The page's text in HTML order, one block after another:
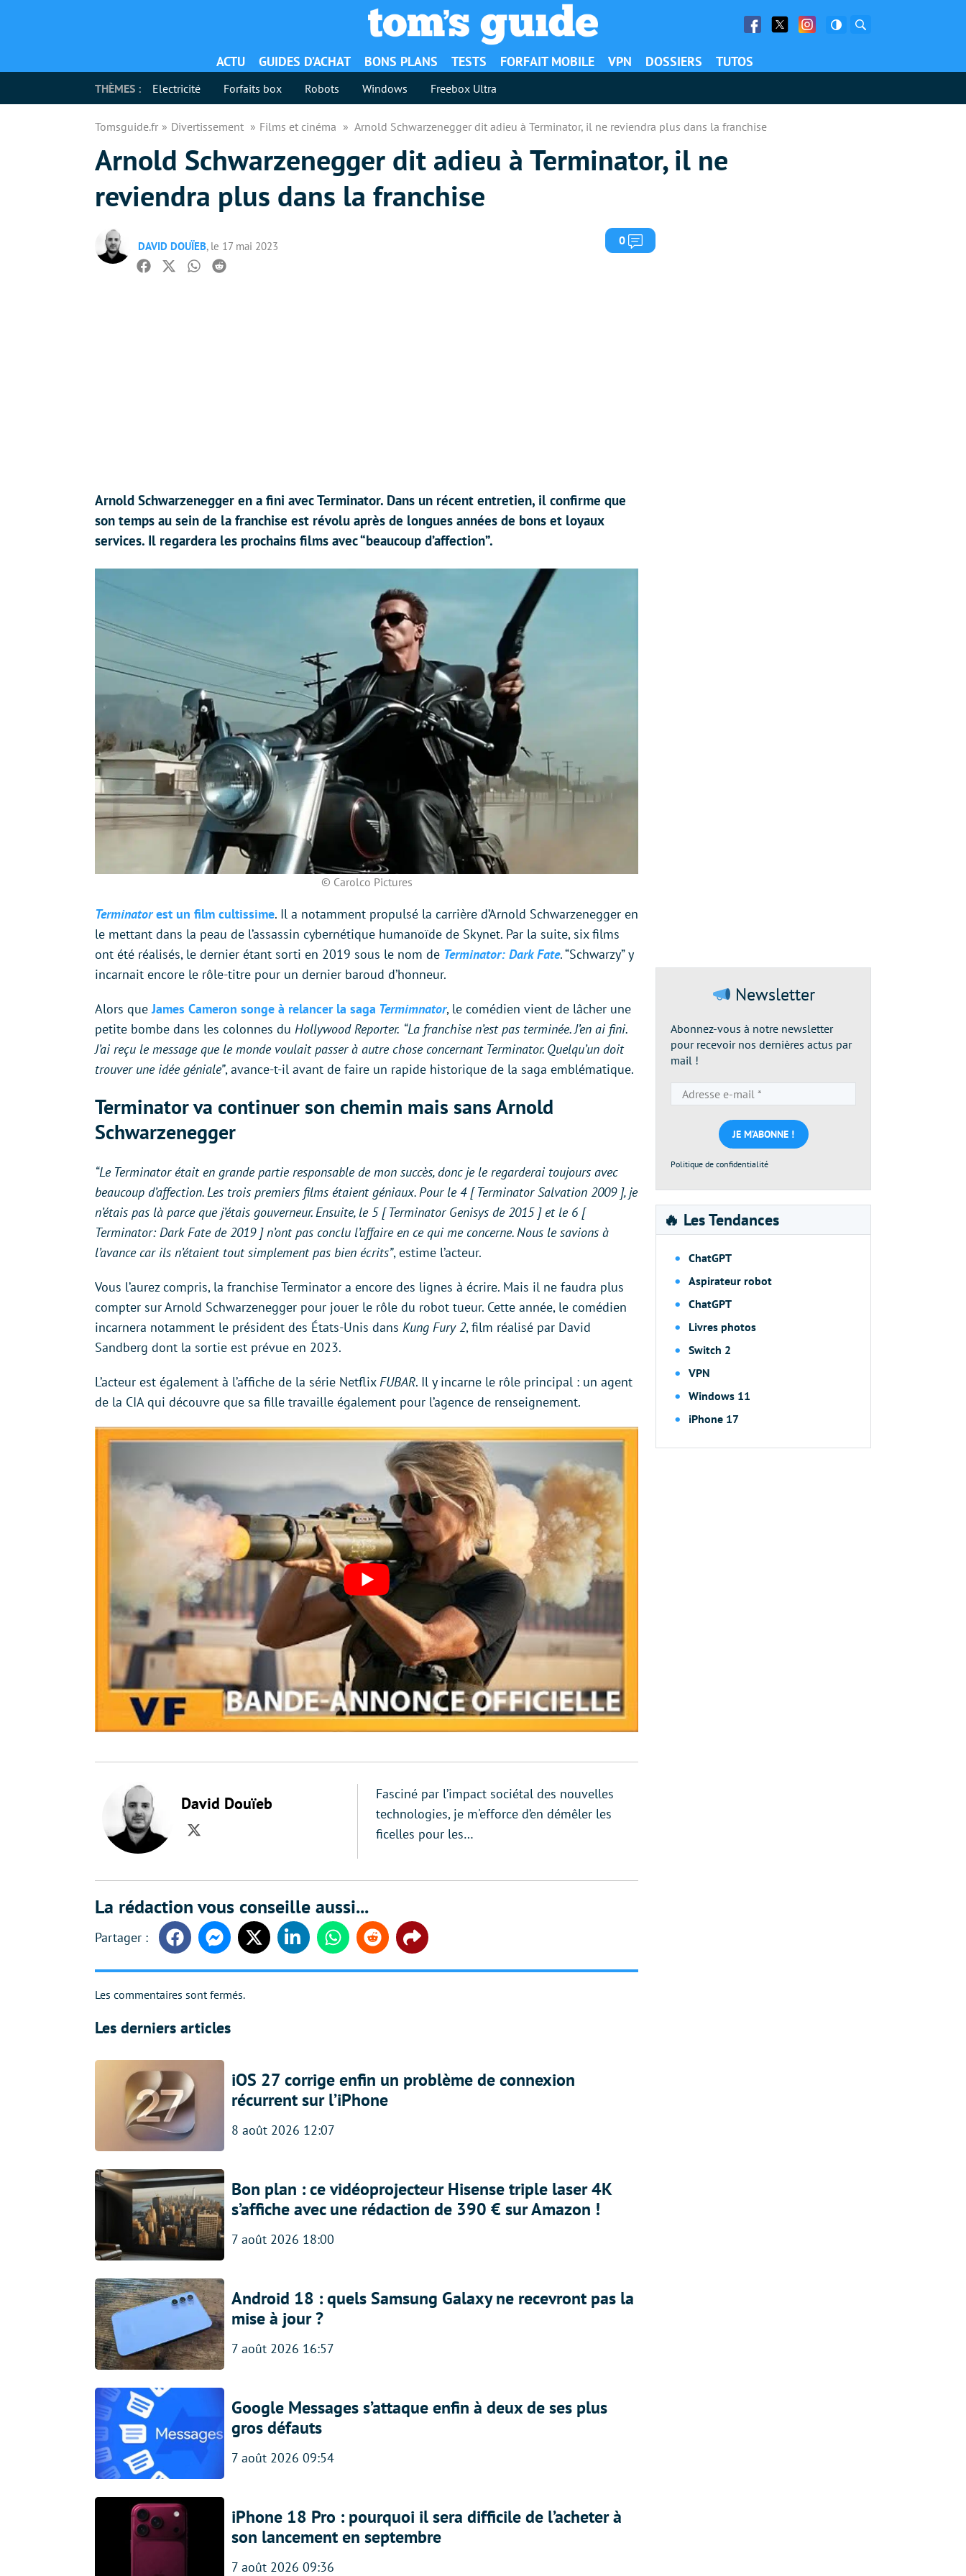
Facebook
Twitter Facebook
ACTU GUIDES D’ACHAT BONS PLANS TESTS FORFAIT MOBILE VPN DOSSIERS TUTOS
THÈMES : Electricité Forfaits box Robots Windows Freebox Ultra
Tomsguide.fr Divertissement Films et cinéma Arnold Schwarzenegger dit adieu à Terminator, il ne reviendra plus dans la franchise
Arnold Schwarzenegger dit adieu à Terminator, il ne
reviendra plus dans la franchise
DAVID DOUÏEB, le 17 mai 2023 0 Commentaires
Facebook
TwitterWhatsapp
Reddit
Arnold Schwarzenegger en a fini avec Terminator. Dans un récent entretien, il confirme que
son temps au sein de la franchise est révolu après de longues années de bons et loyaux
services. Il regardera les prochains films avec “beaucoup d’affection”.
© Carolco Pictures
Terminatorest un film cultissime. Il a notamment propulsé la carrière d’Arnold Schwarzenegger en
le mettant dans la peau de l’assassin cybernétique humanoïde de Skynet. Par la suite, six films
ont été réalisés, le dernier étant sorti en 2019 sous le nom de Terminator: Dark Fate. “Schwarzy” y
incarnait encore le rôle-titre pour un dernier baroud d’honneur.
Alors queJames Cameron songe à relancer la saga Termimnator, le comédien vient de lâcher une
petite bombe dans les colonnes du Hollywood Reporter. “La franchise n’est pas terminée. J’en ai fini.
J’ai reçu le message que le monde voulait passer à autre chose concernant Terminator. Quelqu’un doit
trouver une idée géniale”, avance-t-il avant de faire un rapide historique de la saga emblématique.
Terminator va continuer son chemin mais sans Arnold
Schwarzenegger
“Le Terminator était en grande partie responsable de mon succès, donc je le regarderai toujours avec
beaucoup d’affection. Les trois premiers films étaient géniaux. Pour le 4 [ Terminator Salvation 2009 ], je
n’étais pas là parce que j’étais gouverneur. Ensuite, le 5 [ Terminator Genisys de 2015 ] et le 6 [
Terminator: Dark Fate de 2019 ] n’ont pas conclu l’affaire en ce qui me concerne. Nous le savions à
l’avance car ils n’étaient tout simplement pas bien écrits”, estime l’acteur.
Vous l’aurez compris, la franchise Terminator a encore des lignes à écrire. Mais il ne faudra plus
compter sur Arnold Schwarzenegger pour jouer le rôle du robot tueur. Cette année, le comédien
incarnera notamment le président des États-Unis dans Kung Fury 2, film réalisé par David
Sandberg dont la sortie est prévue en 2023.
L’acteur est également à l’affiche de la série NetflixFUBAR. Il y incarne le rôle principal : un agent
de la CIA qui découvre que sa fille travaille également pour l’agence de renseignement.
David Douïeb
Twitter
Fasciné par l’impact sociétal des nouvelles
technologies, je m'efforce d’en démêler les
ficelles pour les…
La rédaction vous conseille aussi...
FacebookMessengerTwitter LinkedinWhatsappReddit Share
Les commentaires sont fermés.
Les derniers articles
iOS 27 corrige enfin un problème de connexion
récurrent sur l’iPhone
8 août 2026 12:07
Bon plan : ce vidéoprojecteur Hisense triple laser 4K
s’affiche avec une rédaction de 390 € sur Amazon !
7 août 2026 18:00
Android 18 : quels Samsung Galaxy ne recevront pas la
mise à jour ?
7 août 2026 16:57
Google Messages s’attaque enfin à deux de ses plus
gros défauts
7 août 2026 09:54
iPhone 18 Pro : pourquoi il sera difficile de l’acheter à
son lancement en septembre
7 août 2026 09:36
Newsletter
Abonnez-vous à notre newsletter
pour recevoir nos dernières actus par
mail !
e-
mail
*
Politique de confidentialité
🔥 Les Tendances
ChatGPT
Aspirateur robot
ChatGPT
Livres photos
Switch 2
VPN
Windows 11
iPhone 17